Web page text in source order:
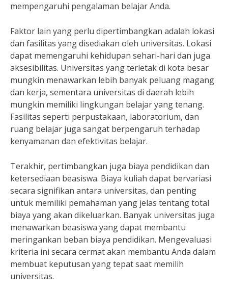
mempengaruhi pengalaman belajar Anda.
Faktor lain yang perlu dipertimbangkan adalah lokasi
dan fasilitas yang disediakan oleh universitas. Lokasi
dapat memengaruhi kehidupan sehari-hari dan juga
aksesibilitas. Universitas yang terletak di kota besar
mungkin menawarkan lebih banyak peluang magang
dan kerja, sementara universitas di daerah lebih
mungkin memiliki lingkungan belajar yang tenang.
Fasilitas seperti perpustakaan, laboratorium, dan
ruang belajar juga sangat berpengaruh terhadap
kenyamanan dan efektivitas belajar.
Terakhir, pertimbangkan juga biaya pendidikan dan
ketersediaan beasiswa. Biaya kuliah dapat bervariasi
secara signifikan antara universitas, dan penting
untuk memiliki pemahaman yang jelas tentang total
biaya yang akan dikeluarkan. Banyak universitas juga
menawarkan beasiswa yang dapat membantu
meringankan beban biaya pendidikan. Mengevaluasi
kriteria ini secara cermat akan membantu Anda dalam
membuat keputusan yang tepat saat memilih
universitas.